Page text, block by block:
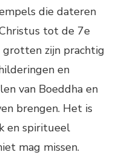
die dateren
tot de 7e
grotten zijn prachtig
en
van Boeddha en
brengen. Het is
en spiritueel
mag missen.